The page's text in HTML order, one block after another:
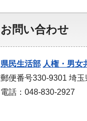
お問い合わせ
県民生活部 人権・男女
郵便番号330-9301 埼
電話：048-830-2927